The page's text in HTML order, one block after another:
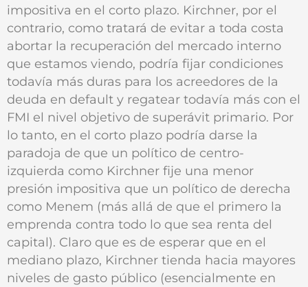
impositiva en el corto plazo. Kirchner, por el
contrario, como tratará de evitar a toda costa
abortar la recuperación del mercado interno
que estamos viendo, podría fijar condiciones
todavía más duras para los acreedores de la
deuda en default y regatear todavía más con el
FMI el nivel objetivo de superávit primario. Por
lo tanto, en el corto plazo podría darse la
paradoja de que un político de centro-
izquierda como Kirchner fije una menor
presión impositiva que un político de derecha
como Menem (más allá de que el primero la
emprenda contra todo lo que sea renta del
capital). Claro que es de esperar que en el
mediano plazo, Kirchner tienda hacia mayores
niveles de gasto público (esencialmente en